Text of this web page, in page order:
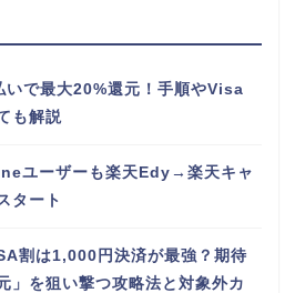
いで最大20%還元！手順やVisa
も解説
ユーザーも楽天Edy→楽天キャ
タート
割は1,000円決済が最強？期待
」を狙い撃つ攻略法と対象外カ